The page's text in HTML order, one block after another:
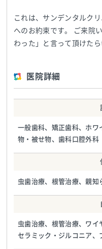
これは、サンデンタルク
へのお約束です。 ご来院
わった」と言って頂けたら
医院詳細
一般歯科、矯正歯科、ホワ
物・被せ物、歯科口腔外科
虫歯治療、根管治療、親知
虫歯治療、根管治療、ワイ
セラミック・ジルコニア、